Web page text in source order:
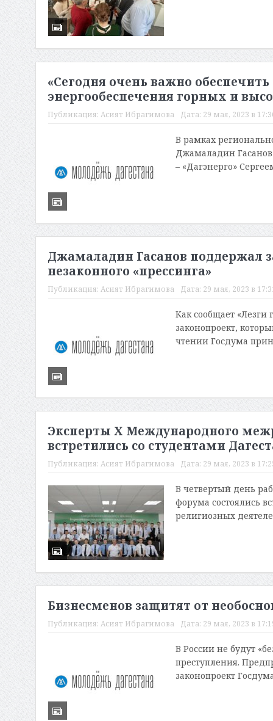
«Сегодня очень важно
энергообеспечения горных и
Публикация:Асият Ибрагимова Дата: 29 мая, 2023 в
В рамках
Джамаладин Гасанов
– «Дагэнерго»
Джамаладин Гасанов поддержал
незаконного «прессинга»
Публикация:Асият Ибрагимова Дата: 29 мая, 2023 в
Как сообщает
законопроект,
чтении Госдума
Эксперты X Международного
встретились со студентами
Публикация:Асият Ибрагимова Дата: 29 мая, 2023 в
В четвертый день
форума состоялись
религиозных
Бизнесменов защитят от
Публикация:Асият Ибрагимова Дата: 29 мая, 2023 в
В России не будут
преступления.
законопроект